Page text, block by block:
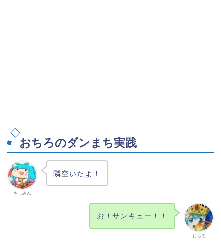
おちろのダンまち実践
さしみん
隣空いたよ！
おちろ
お！サンキュー！！